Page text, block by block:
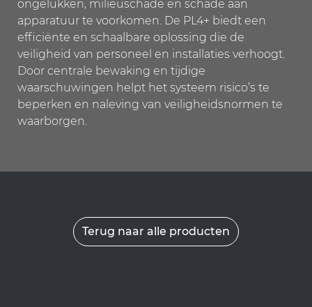
ongelukken, milieuschade en schade aan
apparatuur te voorkomen. De PL4+ biedt een
efficiënte en schaalbare oplossing die de
veiligheid van personeel en installaties verhoogt.
Door centrale bewaking en tijdige
waarschuwingen helpt het systeem risico’s te
beperken en naleving van veiligheidsnormen te
waarborgen.
Terug naar alle producten